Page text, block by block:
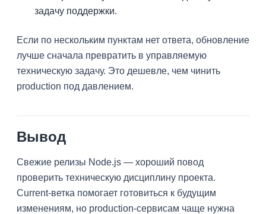
задачу поддержки.
Если по нескольким пунктам нет ответа, обновление
лучше сначала превратить в управляемую
техническую задачу. Это дешевле, чем чинить
production под давлением.
Вывод
Свежие релизы Node.js — хороший повод
проверить техническую дисциплину проекта.
Current-ветка помогает готовиться к будущим
изменениям, но production-сервисам чаще нужна